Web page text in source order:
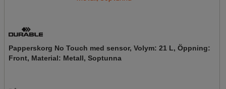
Papperskorg No Touch med sensor, Volym: 21 L, Öppning:
Front, Material: Metall, Soptunna